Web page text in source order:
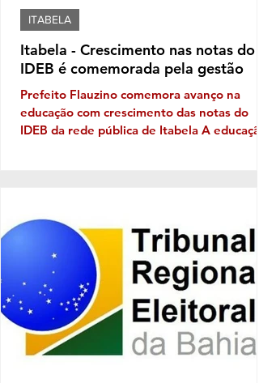
Itabela - Crescimento nas notas do
IDEB é comemorada pela gestão
Prefeito Flauzino comemora avanço na
educação com crescimento das notas do
IDEB da rede pública de Itabela A educação
municipal tanto nos anos iniciais quanto
anos finais do Ensino Fundamental, em
comparação com os resultados de 2023.
anos iniciais, a média passou de 3,5, em
2023, para 4,5, em 2025. Já nos a
ITABELA